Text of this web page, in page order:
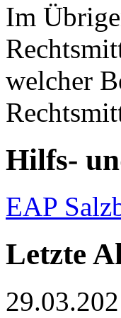
Im
welcher
Hilfs-
EAP
Letzte